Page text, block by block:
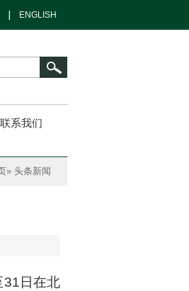
ENGLISH
联系我们
» 头条新闻
31日在北